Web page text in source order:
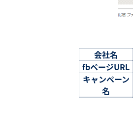
会社名
fbページURL
キャンペーン
名